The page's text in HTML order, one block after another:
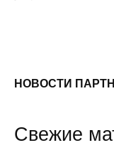
НОВОСТИ
Свежие